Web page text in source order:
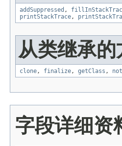
addSuppressed ,
printStackTrace,
从类继承
clone, finalize, getClass ,
字段详细资